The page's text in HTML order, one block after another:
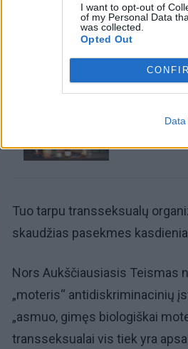
I want to opt-out of
of my Personal Data
was collected.
Opted Out
Šiuo metu skaitomiausi
pabaigą
Taro
Tuo tarpu transseksualų
skaudžias pasekmes
Nors Aukščiausiasis Teismas
„moteris“ antidiskriminacinių
„asmuo, gimęs biologiškai
transseksualai vis tiek yra